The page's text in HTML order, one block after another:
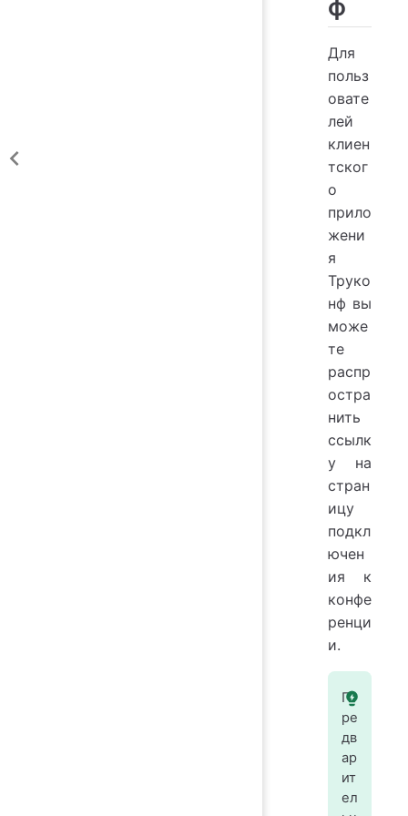
ф
Для
польз
овате
лей
клиен
тског
о
прило
жени
я
Труко
нф вы
може
те
распр
остра
нить
ссылк
у на
стран
ицу
подкл
ючен
ия к
конфе
ренци
и.
П
ре
дв
ар
ит
ел